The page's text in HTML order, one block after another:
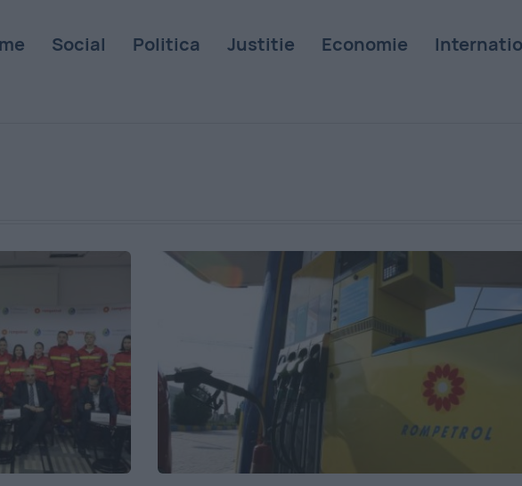
Social Politica Justitie Economie